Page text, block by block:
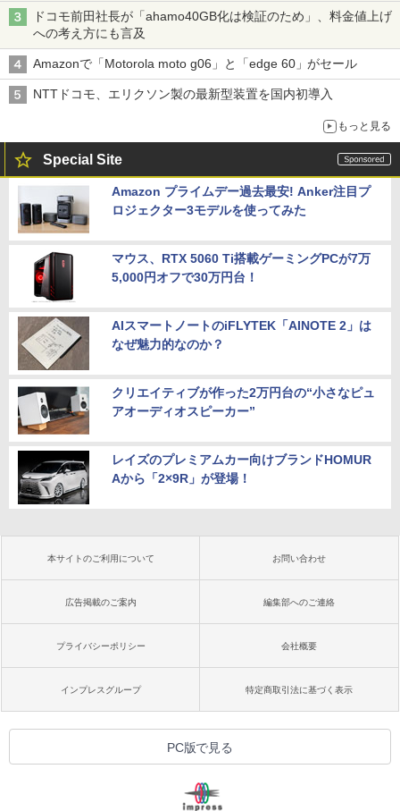
ドコモ前田社長が「ahamo40GB化は検証のため」、料金値上げ
への考え方にも言及
Amazonで「Motorola moto g06」と「edge 60」がセール
NTTドコモ、エリクソン製の最新型装置を国内初導入
もっと見る
Special Site
Amazon プライムデー過去最安! Anker注目プ
ロジェクター3モデルを使ってみた
マウス、RTX 5060 Ti搭載ゲーミングPCが7万
5,000円オフで30万円台！
AIスマートノートのiFLYTEK「AINOTE 2」は
なぜ魅力的なのか？
クリエイティブが作った2万円台の“小さなピュ
アオーディオスピーカー”
レイズのプレミアムカー向けブランドHOMUR
Aから「2×9R」が登場！
本サイトのご利用について お問い合わせ
広告掲載のご案内 編集部へのご連絡
プライバシーポリシー 会社概要
インプレスグループ 特定商取引法に基づく表示
PC版で見る